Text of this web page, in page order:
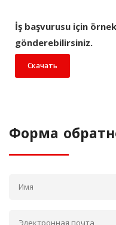
İş başvurusu için
gönderebilirsiniz.
Скачать
Форма